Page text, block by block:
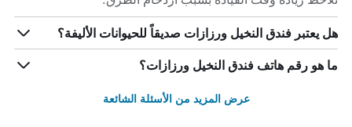
هل يعتبر فندق النخيل ورزازات صديقاً للحيوانات الأليفة؟
ما هو رقم هاتف فندق النخيل ورزازات؟
عرض المزيد من الأسئلة الشائعة